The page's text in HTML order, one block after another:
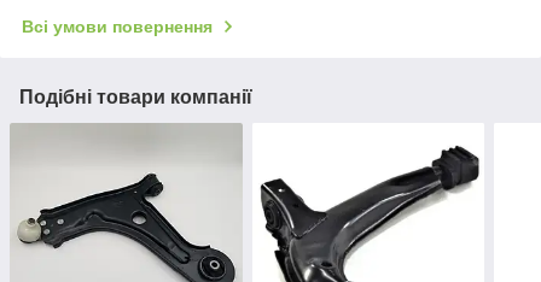
Всі умови повернення
Подібні товари компанії